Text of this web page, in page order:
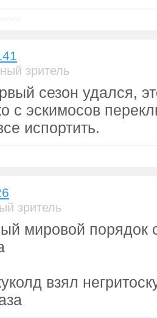
зритель
сезон удался,
с эскимосов
испортить.
зритель
мировой порядок
взял